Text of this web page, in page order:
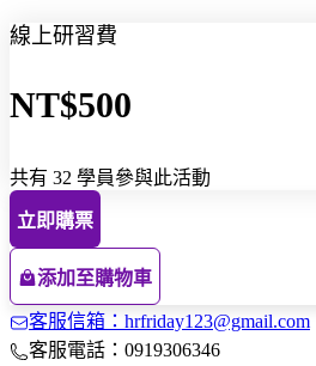
線上研習費
NT$500
共有 32 學員參與此活動
立即購票
添加至購物車
客服信箱：hrfriday123@gmail.com
客服電話：0919306346